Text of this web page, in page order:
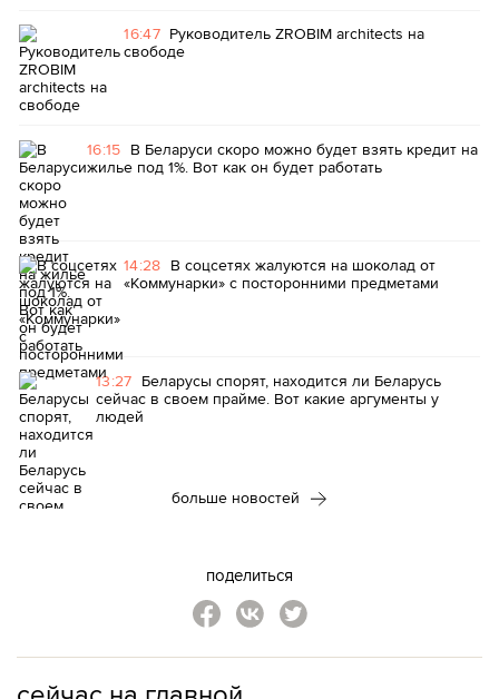
16:47 Руководитель ZROBIM architects на
свободе
16:15 В Беларуси скоро можно будет взять кредит на
жилье под 1%. Вот как он будет работать
14:28 В соцсетях жалуются на шоколад от
«Коммунарки» с посторонними предметами
13:27 Беларусы спорят, находится ли Беларусь
сейчас в своем прайме. Вот какие аргументы у
людей
больше новостей
поделиться